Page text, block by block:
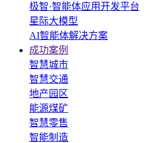
极智·智能体应用开发平台
星际大模型
AI智能体解决方案
成功案例
智慧城市
智慧交通
地产园区
能源煤矿
智慧零售
智能制造